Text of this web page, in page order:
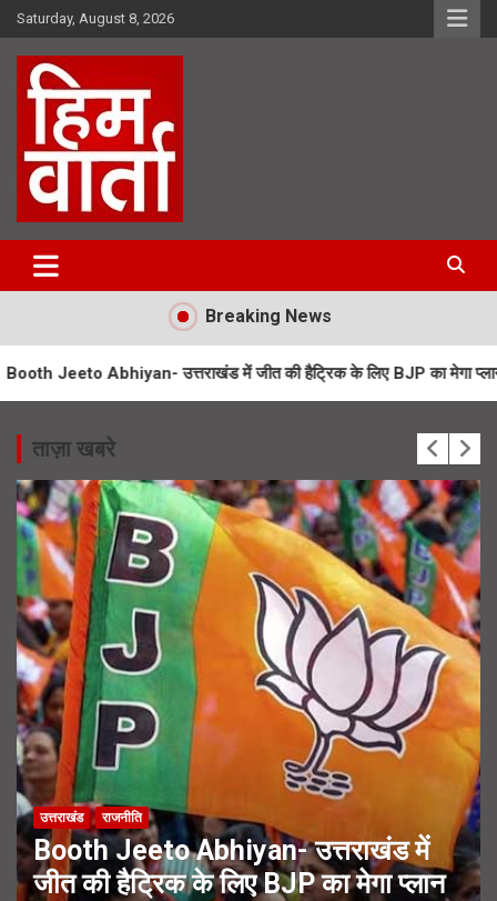
Skip
to
content
Saturday, August 8, 2026
Him Varta
Breaking News
उत्तराखंड में जीत की हैट्रिक के लिए BJP का मेगा प्लान UPNL
ताज़ा खबरे
उत्तराखंड राजनीति
Booth Jeeto Abhiyan- उत्तराखंड में
जीत की हैट्रिक के लिए BJP का मेगा प्लान